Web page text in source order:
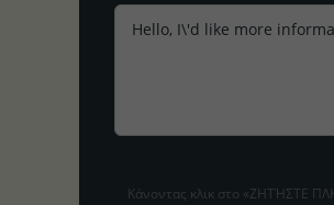
Κάνοντας κλικ στο «ΖΗΤΉΣΤΕ